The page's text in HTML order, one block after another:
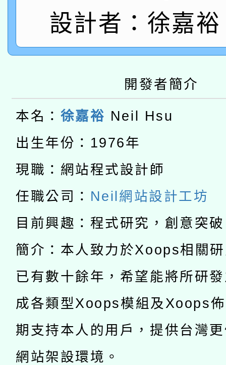
薪期間赴陸應申請許可
轉知經濟部水利署委託
動」
115年8月22日(星期六
開 智慧啟航」
本校115學年度第2次
招甄選結果公告(無人
招)
適應運動共學行動站研
本館辦理115年度閱讀
暨閱讀推動專業研習
科技賦能─人工智慧
礎課程
A3數位素養講師名單
「數位內容與教學軟體
pilot」
有關大陸委員會函釋公
薪期間赴陸應申請許可
轉知經濟部水利署委託
業技術研究院辦理「
用水績優單位及節水達
動」
桃園市孔廟祈福系列
開 智慧啟航」
2026年桃園地景藝術
設計者：徐嘉
開發者簡介
本名： 徐嘉裕 Neil Hsu
出生年份：1976年
現職：網站程式設計師
任職公司： Neil網站設計工坊
目前興趣：程式研究，創意突
簡介：本人致力於Xoops相關
已有數十餘年，希望能將所研
成各類型Xoops模組及Xoops
期支持本人的用戶，提供台灣
網站架設環境。